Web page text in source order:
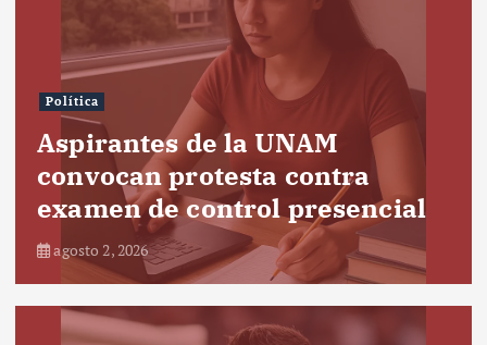
Política
Aspirantes de la UNAM
convocan protesta contra
examen de control presencial
agosto 2, 2026